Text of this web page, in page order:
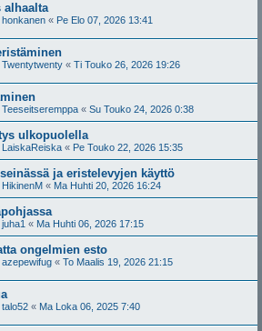
alhaalta
honkanen « Pe Elo 07, 2026 13:41
Twentytwenty « Ti Touko 26, 2026 19:26
Teeseitseremppa « Su Touko 24, 2026 0:38
ulkopuolella
LaiskaReiska « Pe Touko 22, 2026 15:35
ja eristelevyjen käyttö
HikinenM « Ma Huhti 20, 2026 16:24
juha1 « Ma Huhti 06, 2026 17:15
ongelmien esto
azepewifug « To Maalis 19, 2026 21:15
talo52 « Ma Loka 06, 2025 7:40